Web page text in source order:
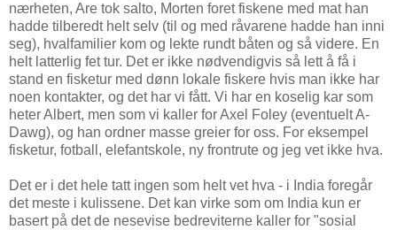
nærheten, Are tok salto, Morten foret fiskene med mat han
hadde tilberedt helt selv (til og med råvarene hadde han inni
seg), hvalfamilier kom og lekte rundt båten og så videre. En
helt latterlig fet tur. Det er ikke nødvendigvis så lett å få i
stand en fisketur med dønn lokale fiskere hvis man ikke har
noen kontakter, og det har vi fått. Vi har en koselig kar som
heter Albert, men som vi kaller for Axel Foley (eventuelt A-
Dawg), og han ordner masse greier for oss. For eksempel
fisketur, fotball, elefantskole, ny frontrute og jeg vet ikke hva.
Det er i det hele tatt ingen som helt vet hva - i India foregår
det meste i kulissene. Det kan virke som om India kun er
basert på det de nesevise bedreviterne kaller for "sosial